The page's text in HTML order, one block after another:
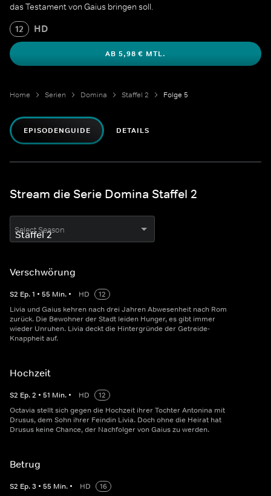
das Testament von Gaius bringen soll.
12 HD
AB 5,98 € MTL.
Home Serien Domina Staffel 2 Folge 5
EPISODENGUIDE DETAILS
Stream die Serie Domina Staffel 2
Select Season
Verschwörung
S2 Ep.1 • 55 Min. • HD
12
Livia und Gaius kehren nach drei Jahren Abwesenheit nach Rom
zurück. Die Bewohner der Stadt leiden Hunger, es gibt immer
wieder Unruhen. Livia deckt die Hintergründe der Getreide-
Knappheit auf.
Hochzeit
S2 Ep.2 • 51 Min. • HD
12
Octavia stellt sich gegen die Hochzeit ihrer Tochter Antonina mit
Drusus, dem Sohn ihrer Feindin Livia. Doch ohne die Heirat hat
Drusus keine Chance, der Nachfolger von Gaius zu werden.
Betrug
S2 Ep.3 • 55 Min. • HD
16